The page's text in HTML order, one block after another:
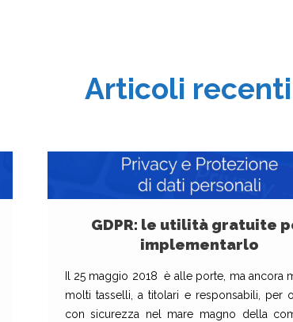
Articoli recenti
GDPR: le utilità gratuite
implementarlo
Il 25 maggio 2018 è alle porte, ma ancora
molti tasselli, a titolari e responsabili, per
con sicurezza nel mare magno della